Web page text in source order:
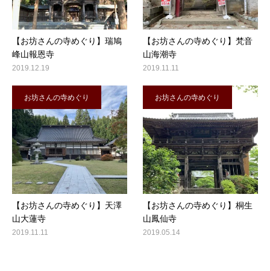
【お坊さんの寺めぐり】瑞鳩
峰山報恩寺
2019.12.19
【お坊さんの寺めぐり】梵音
山海潮寺
2019.11.11
お坊さんの寺めぐり
【お坊さんの寺めぐり】天澤
山大蓮寺
2019.11.11
お坊さんの寺めぐり
【お坊さんの寺めぐり】桐生
山鳳仙寺
2019.05.14